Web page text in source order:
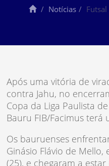
Notícias
Após uma vitória de
contra Jahu, no
Copa da Liga Paulista
Bauru FIB/Facimus terá
Os bauruenses
Ginásio Flávio de Mello,
(25), e chegaram a